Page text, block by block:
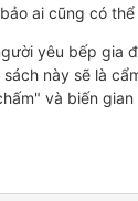
ai cũng có
yêu bếp gia
sách này sẽ là
và biến